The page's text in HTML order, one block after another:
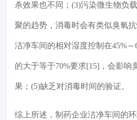
杀效果也不同；(3)污染微生物负
聚的趋势，消毒时会有类似臭氧
洁净车间的相对湿度控制在45%
的大于等于70%要求[15]，会影响
果；(5)缺乏对消毒时间的验证。
综上所述，制药企业洁净车间的